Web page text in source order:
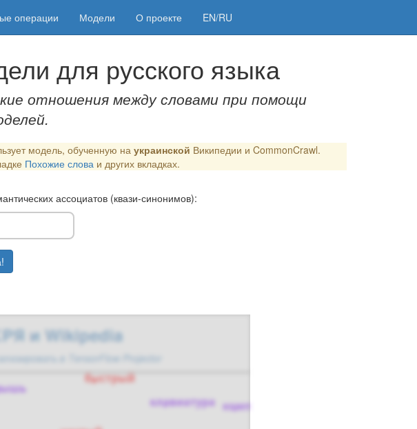
операции Модели О проекте EN/RU
для русского языка
отношения между словами при помощи
модель, обученную на украинской Википедии и CommonCrawl.
Похожие словаи других вкладках.
ассоциатов (квази-синонимов):